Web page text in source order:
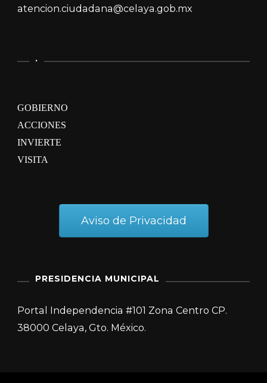
atencion.ciudadana@celaya.gob.mx
.
GOBIERNO
ACCIONES
INVIERTE
VISITA
Aviso de Privacidad
PRESIDENCIA MUNICIPAL
Portal Independencia #101 Zona Centro CP.
38000 Celaya, Gto. México.